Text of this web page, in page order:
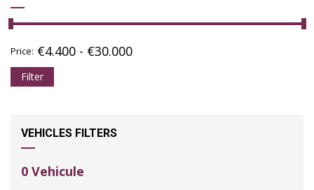
Price: €4.400 - €30.000
Filter
VEHICLES FILTERS
0 Vehicule